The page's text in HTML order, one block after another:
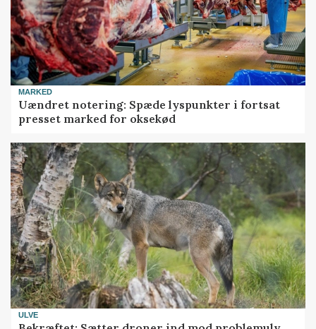
MARKED
Uændret notering: Spæde lyspunkter i fortsat
presset marked for oksekød
ULVE